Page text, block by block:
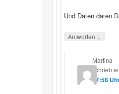
Und Daten daten
Antworten ↓
Martina
schrieb
17:58